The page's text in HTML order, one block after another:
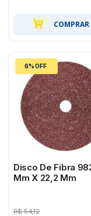
COMPRAR
6% OFF
Disco De Fibra
Mm X 22,2 Mm
R$ 54,12